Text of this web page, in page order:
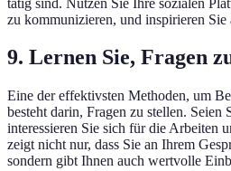
zu kommunizieren, und inspirieren Sie
9. Lernen Sie, Fragen
Eine der effektivsten Methoden, um
besteht darin, Fragen zu stellen. Seien
interessieren Sie sich für die Arbeiten
zeigt nicht nur, dass Sie an Ihrem
sondern gibt Ihnen auch wertvolle